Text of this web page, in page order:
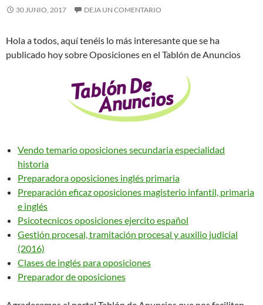
30 JUNIO, 2017 DEJA UN COMENTARIO
Hola a todos, aquí tenéis lo más interesante que se ha
publicado hoy sobre Oposiciones en el Tablón de Anuncios
Vendo temario oposiciones secundaria especialidad
historia
Preparadora oposiciones inglés primaria
Preparación eficaz oposiciones magisterio infantil, primaria
e inglés
Psicotecnicos oposiciones ejercito español
Gestión procesal, tramitación procesal y auxilio judicial
(2016)
Clases de inglés para oposiciones
Preparador de oposiciones